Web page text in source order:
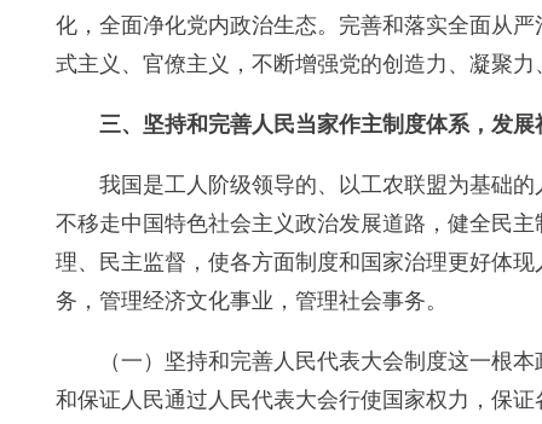
化，全面净化党内政治生态。完善和落实全面从
式主义、官僚主义，不断增强党的创造力、凝聚
三、坚持和完善人民当家作主制度体系，发
我国是工人阶级领导的、以工农联盟为基础
不移走中国特色社会主义政治发展道路，健全民
理、民主监督，使各方面制度和国家治理更好体
务，管理经济文化事业，管理社会事务。
（一）坚持和完善人民代表大会制度这一根
和保证人民通过人民代表大会行使国家权力，保